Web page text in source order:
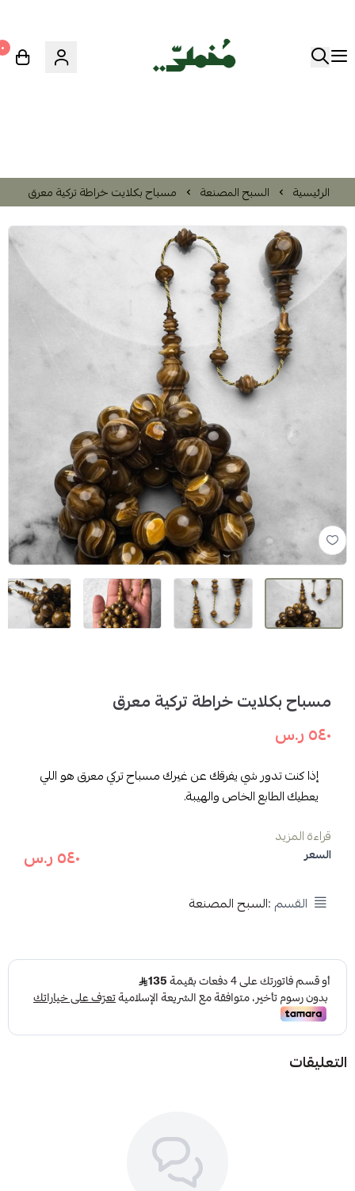
٠
الرئيسية السبح المصنعة مسباح بكلايت خراطة تركية معرق
مسباح بكلايت خراطة تركية معرق
٥٤٠ ر.س
إذا كنت تدور شي يفرقك عن غيرك مسباح تركي معرق هو اللي
يعطيك الطابع الخاص والهيبة.
مواصفات مسباح تركي معرق:
اسم المنتج:مسباح بكلايت خراطة تركية معرق.
مصنوع من: أجود خيوط الحرير.
الخراطة: تركية.
المميزات :
مسباح تركي معرق مصنوع من خيوط حرير متينة تزيد من
قوة المسباح مع كثرة الاستخدام.
انسيابية مريحة وسهلة أثناء التسبيح اليومي.
خراطة تركية دقيقة جدًا تظهر براعة الصناعة وتبرز جمال كل
خرزة بشكل متناسق ومتقن.
اللون الفريد يعكس الذوق الرفيع ويمنح المسباح شخصية
قراءة المزيد
السعر ٥٤٠ ر.س
القسم :السبح المصنعة
التعليقات